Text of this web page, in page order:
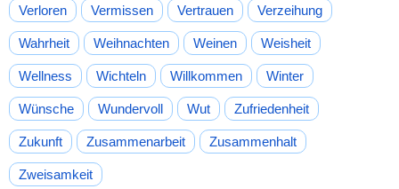
Verloren Vermissen Vertrauen Verzeihung
Wahrheit Weihnachten Weinen Weisheit
Wellness Wichteln Willkommen Winter
Wünsche Wundervoll Wut Zufriedenheit
Zukunft Zusammenarbeit Zusammenhalt
Zweisamkeit